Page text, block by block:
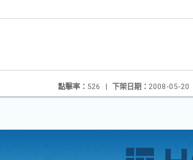
下架日期： 2008-05-20
點擊率： 526 |